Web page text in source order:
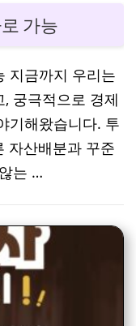
가능
지금까지 우리는
궁극적으로 경제
기해왔습니다. 투
자산배분과 꾸준
는 …